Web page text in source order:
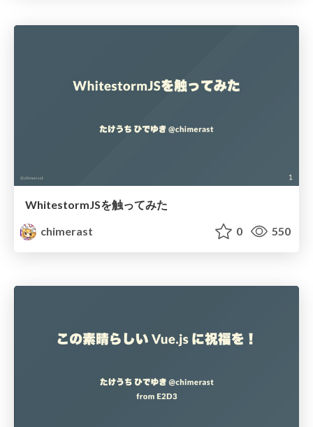
WhitestormJSを触ってみた
chimerast
0 550